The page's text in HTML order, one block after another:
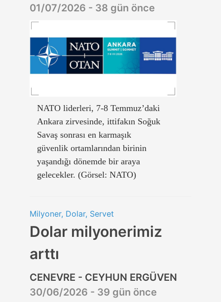
01/07/2026 - 38 gün önce
NATO liderleri, 7-8 Temmuz’daki
Ankara zirvesinde, ittifakın Soğuk
Savaş sonrası en karmaşık
güvenlik ortamlarından birinin
yaşandığı dönemde bir araya
gelecekler. (Görsel: NATO)
Milyoner, Dolar, Servet
Dolar milyonerimiz
arttı
CENEVRE - CEYHUN ERGÜVEN
30/06/2026 - 39 gün önce